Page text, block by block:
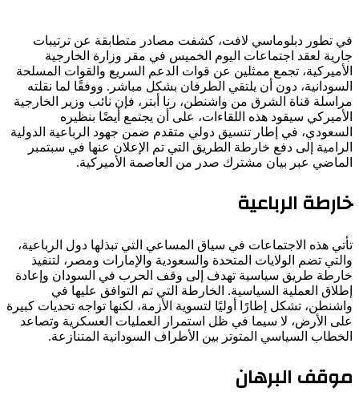
في تطور دبلوماسي لافت، كشفت مصادر متطابقة عن ترتيبات
جارية لعقد اجتماعات اليوم الخميس في مقر وزارة الخارجية
الأميركية، تجمع ممثلين عن قوات الدعم السريع والقوات المسلحة
السودانية، دون أن يلتقي الطرفان بشكل مباشر. ووفقًا لما نقلته
مراسلة قناة الشرق من واشنطن، رنا أبتر، فإن نائب وزير الخارجية
الأميركي سيقود هذه اللقاءات، على أن يجتمع أيضًا بنظيره
السعودي، في إطار تنسيق دولي متقدم ضمن جهود الرباعية الدولية
الرامية إلى دفع خارطة الطريق التي تم الإعلان عنها في سبتمبر
الماضي عبر بيان مشترك صدر من العاصمة الأميركية.
خارطة الرباعية
تأتي هذه الاجتماعات في سياق المساعي التي تبذلها دول الرباعية،
والتي تضم الولايات المتحدة والسعودية والإمارات ومصر، لتنفيذ
خارطة طريق سياسية تهدف إلى وقف الحرب في السودان وإعادة
إطلاق العملية السياسية. الخارطة التي تم التوافق عليها في
واشنطن، تشكل إطارًا أوليًا لتسوية الأزمة، لكنها تواجه تحديات كبيرة
على الأرض، لا سيما في ظل استمرار العمليات العسكرية وتصاعد
الخطاب السياسي المتوتر بين الأطراف السودانية المتنازعة.
موقف البرهان